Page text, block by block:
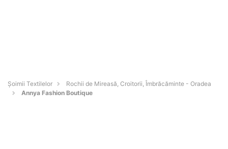
Șoimii Textilelor
Rochii de Mireasă, Croitorii, Îmbrăcăminte - Oradea
Annya Fashion Boutique